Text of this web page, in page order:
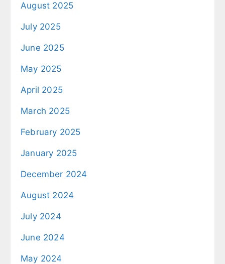
August 2025
July 2025
June 2025
May 2025
April 2025
March 2025
February 2025
January 2025
December 2024
August 2024
July 2024
June 2024
May 2024